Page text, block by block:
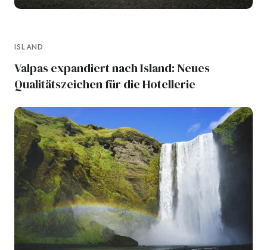
ISLAND
Valpas expandiert nach Island: Neues
Qualitätszeichen für die Hotellerie